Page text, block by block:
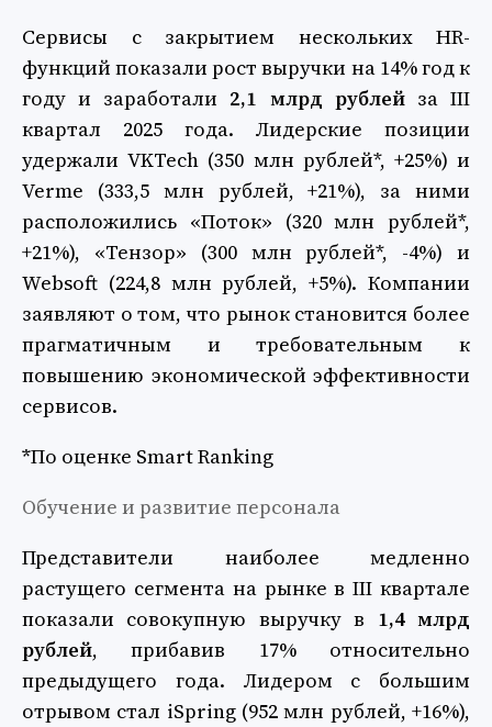
Сервисы с закрытием нескольких HR-
функций показали рост выручки на 14% год к
году и заработали 2,1 млрд рублейза III
квартал 2025 года. Лидерские позиции
удержали VKTech (350 млн рублей*, +25%) и
Verme (333,5 млн рублей, +21%), за ними
расположились «Поток» (320 млн рублей*,
+21%), «Тензор» (300 млн рублей*, -4%) и
Websoft (224,8 млн рублей, +5%). Компании
заявляют о том, что рынок становится более
прагматичным и требовательным к
повышению экономической эффективности
сервисов.
*По оценке Smart Ranking
Обучение и развитие персонала
Представители наиболее медленно
растущего сегмента на рынке в III квартале
показали совокупную выручку в 1,4 млрд
рублей, прибавив 17% относительно
предыдущего года. Лидером с большим
отрывом стал iSpring (952 млн рублей, +16%),